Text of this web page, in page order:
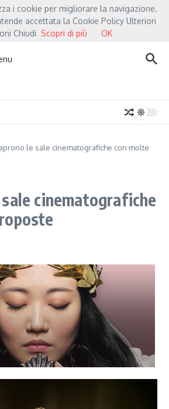
Capannori nasce “Anime Salve”: la data zero è un
le sale cinematografiche con molte
cinematografiche
i cookie per migliorare la navigazione.
accettata la Cookie Policy Ulteriori
Chiudi Scopri di più OK